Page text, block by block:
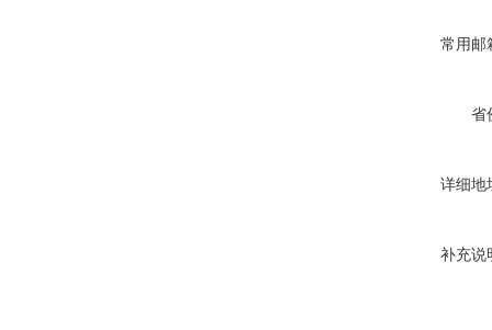
常用邮
省
详细地
补充说